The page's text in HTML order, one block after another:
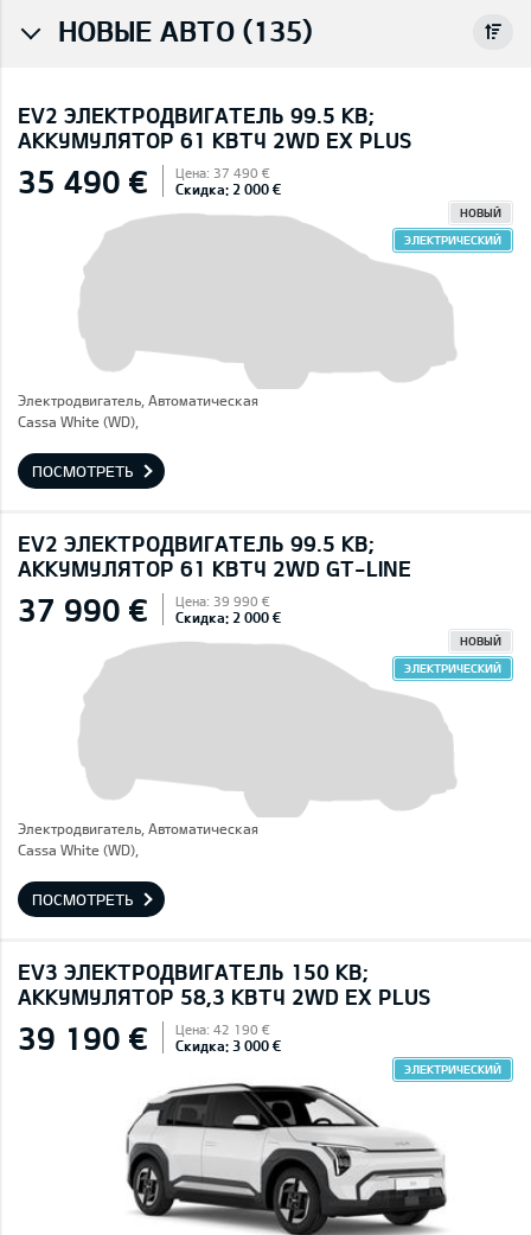
НОВЫЕ АВТО (135)
EV2 ЭЛЕКТРОДВИГАТЕЛЬ 99.5 КВ;
AККУМУЛЯТОР 61 КВТЧ 2WD EX PLUS
35 490 € Цена: 37 490 €
Скидка: 2 000 €
НОВЫЙ
ЭЛЕКТРИЧЕСКИЙ
Электродвигатель, Автоматическая
Cassa White (WD),
ПОСМОТРЕТЬ
EV2 ЭЛЕКТРОДВИГАТЕЛЬ 99.5 КВ;
AККУМУЛЯТОР 61 КВТЧ 2WD GT-LINE
37 990 € Цена: 39 990 €
Скидка: 2 000 €
НОВЫЙ
ЭЛЕКТРИЧЕСКИЙ
Электродвигатель, Автоматическая
Cassa White (WD),
ПОСМОТРЕТЬ
EV3 ЭЛЕКТРОДВИГАТЕЛЬ 150 КВ;
AККУМУЛЯТОР 58,3 КВТЧ 2WD EX PLUS
39 190 € Цена: 42 190 €
Скидка: 3 000 €
ЭЛЕКТРИЧЕСКИЙ